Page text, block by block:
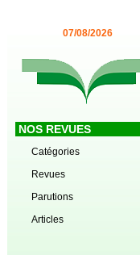
07/08/2026
NOS REVUES
Catégories
Revues
Parutions
Articles